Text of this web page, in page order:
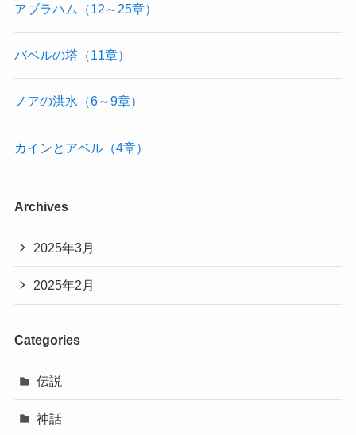
アブラハム（12～25章）
バベルの塔（11章）
ノアの洪水（6～9章）
カインとアベル（4章）
Archives
2025年3月
2025年2月
Categories
伝説
神話